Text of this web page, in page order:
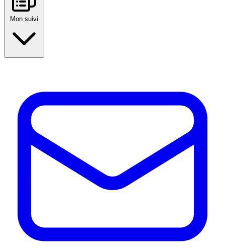
Mon suivi